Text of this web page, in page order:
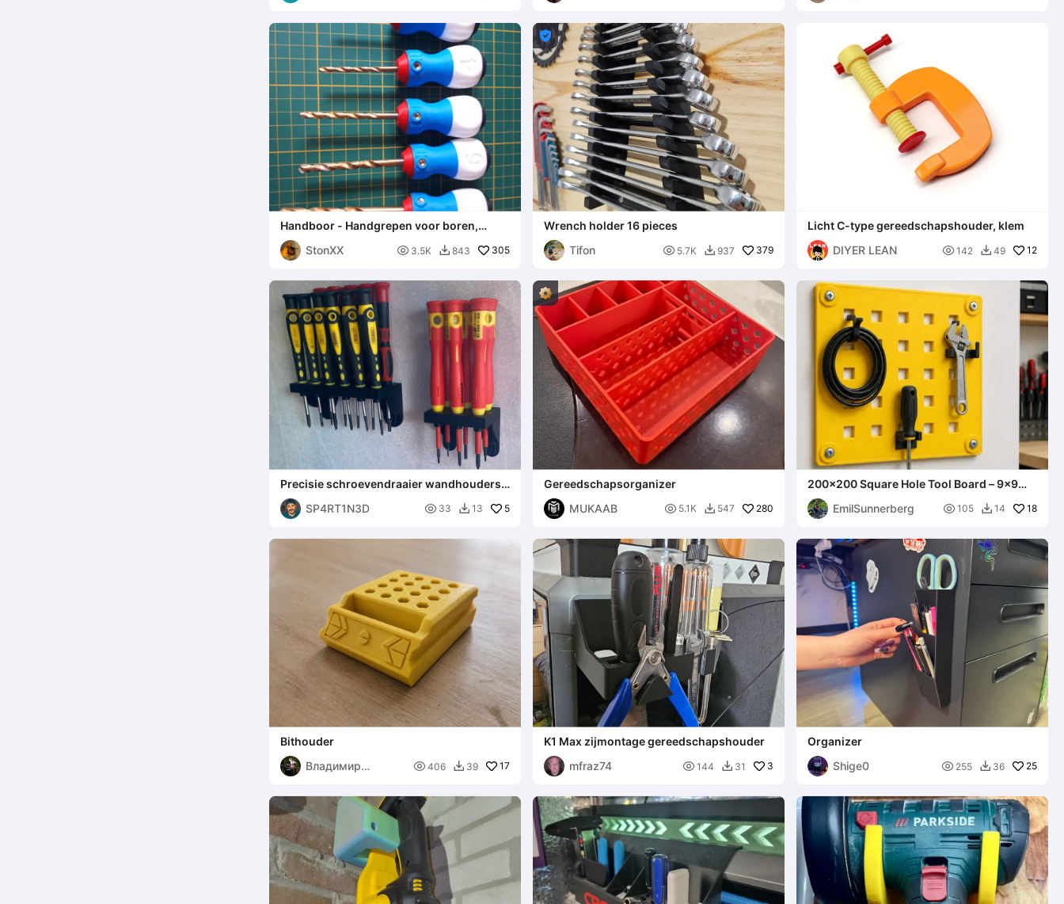
Handboor - Handgrepen voor boren,
verzinkboren
StonXX
 3.5K  843 305

Wrench holder 16 pieces
Tifon
 5.7K  937 379
Licht C-type gereedschapshouder, klem
DIYER LEAN
 142  49 12
Precisie schroevendraaier wandhouders
6 en 12 vakken
SP4RT1N3D
 33  13 5
Gereedschapsorganizer
MUKAAB
 5.1K  547 280
200x200 Square Hole Tool Board – 9x9
mm / 38 mm Pitch C/C
EmilSunnerberg
 105  14 18
Bithouder
Владимир
 406  39 17
K1 Max zijmontage gereedschapshouder
mfraz74
 144  31 3
Organizer
Shige0
 255  36 25